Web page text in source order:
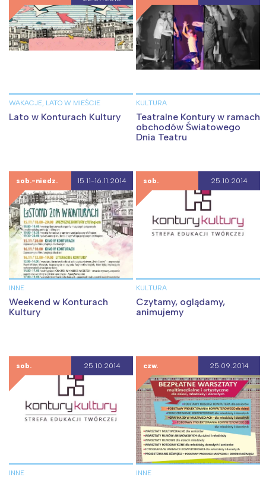
WAKACJE, LATO W MIEŚCIE
Lato w Konturach Kultury
KULTURA
Teatralne Kontury w ramach
obchodów Światowego
Dnia Teatru
sob.-niedz. 15.11-16.11.2014
INNE
Weekend w Konturach
Kultury
sob. 25.10.2014
KULTURA
Czytamy, oglądamy,
animujemy
sob. 25.10.2014
INNE
czw. 25.09.2014
INNE